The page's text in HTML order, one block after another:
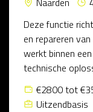
Deze functie
en repareren
werkt binnen
technische
€2800 tot
Uitzendbasis